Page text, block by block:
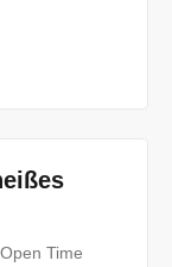
Time